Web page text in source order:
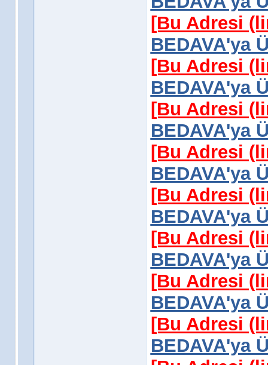
[Bu Adresi
BEDAVA'ya
[Bu Adresi
BEDAVA'ya
[Bu Adresi
BEDAVA'ya
[Bu Adresi
BEDAVA'ya
[Bu Adresi
BEDAVA'ya
[Bu Adresi
BEDAVA'ya
[Bu Adresi
BEDAVA'ya
[Bu Adresi
BEDAVA'ya